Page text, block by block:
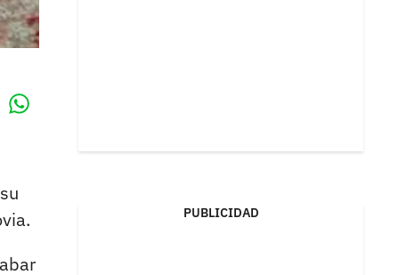
PUBLICIDAD